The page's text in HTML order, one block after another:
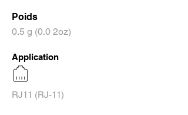
Poids
0.5 g (0.0 2oz)
Application
RJ11 (RJ-11)